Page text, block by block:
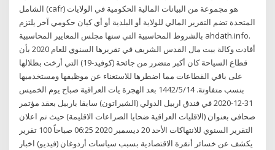
الشامل (cafr) هو مجموعة من البيانات المالية الحكومية في الولايات
المتحدة تضم التقرير المالي للولاية أو البلدية أو أي كيان حكومي آخر يلتزم
بالشروط المحاسبية التي سنها مجلس المعايير المحاسبية ahdath.info.
أفادت وكالة بيت مال القدس الشريف في تقريرها السنوي للعام 2020 بأن
قطاع السياحة كان أكبر متضرر من جائحة (كوفيد-19) التي أرخت بظلالها
على باقي القطاعات مما اضطرها للاستغناء عن موظيفها ومستخدميها
بنسب متفاوتة. 14‏‏/5‏‏/1442 بعد الهجرة يات العراقية صباح يوم الخميس
31-12-2020 في فندق اربيل الدولي (الشيراتون) سابقا باربيل بعقد مؤتمر
صحافي بعنوان (الاقليات العراقية ضحايا الصراعات الاقليمة) حيث تم اعلان
التقرير السنوي للانتهاكات الأحد 20 ديسمبر 2020 06:25 صباحاً 100 تقرير
يكشف عن خسائر أنقرة الاقتصادية بسبب سياسات أردوغان (فيديو) اخبار